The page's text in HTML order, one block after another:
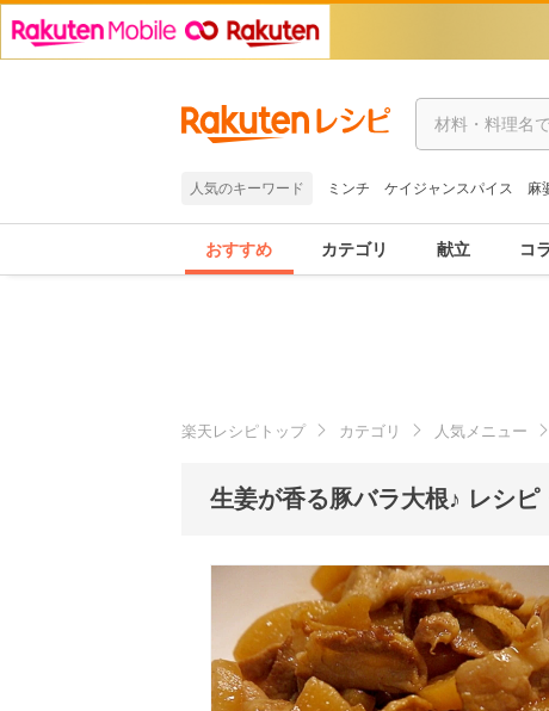
人気のキーワード ミンチ ケイジャンスパイス 麻
おすすめ カテゴリ 献立 コ
楽天レシピトップ カテゴリ 人気メニュー
生姜が香る豚バラ大根♪ レシピ